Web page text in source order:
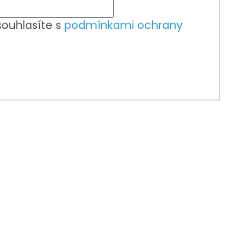
s podmínkami ochrany